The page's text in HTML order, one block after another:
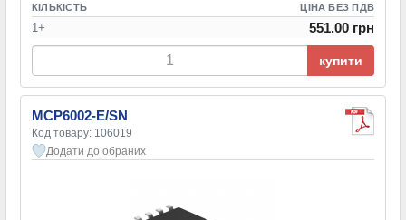
КІЛЬКІСТЬ ЦІНА БЕЗ ПДВ
1+ 551.00 грн
купити
MCP6002-E/SN
Код товару: 106019
Додати до обраних